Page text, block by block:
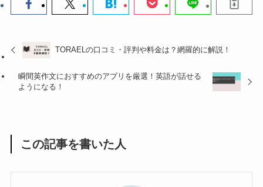
TORAELの口コミ・評判や料金は？網羅的に解説！
瞬間英作文におすすめのアプリを厳選！英語が話せる
ようになる！
この記事を書いた人